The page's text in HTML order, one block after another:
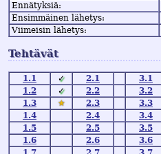
Ennätyksiä:
Ensimmäinen lähetys:
Viimeisin lähetys:
Tehtävät
1.1 ✓ 2.1 3.1
1.2
✓ 2.2 3.2
1.3
★ 2.3 3.3
1.4
2.4 3.4
1.5
2.5 3.5
1.6
2.6 3.6